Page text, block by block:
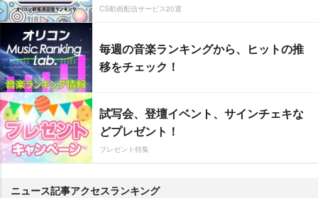
CS動画配信サービス20選
毎週の音楽ランキングから、ヒットの推
移をチェック！
試写会、登壇イベント、サインチェキな
どプレゼント！
プレゼント特集
ニュース記事アクセスランキング